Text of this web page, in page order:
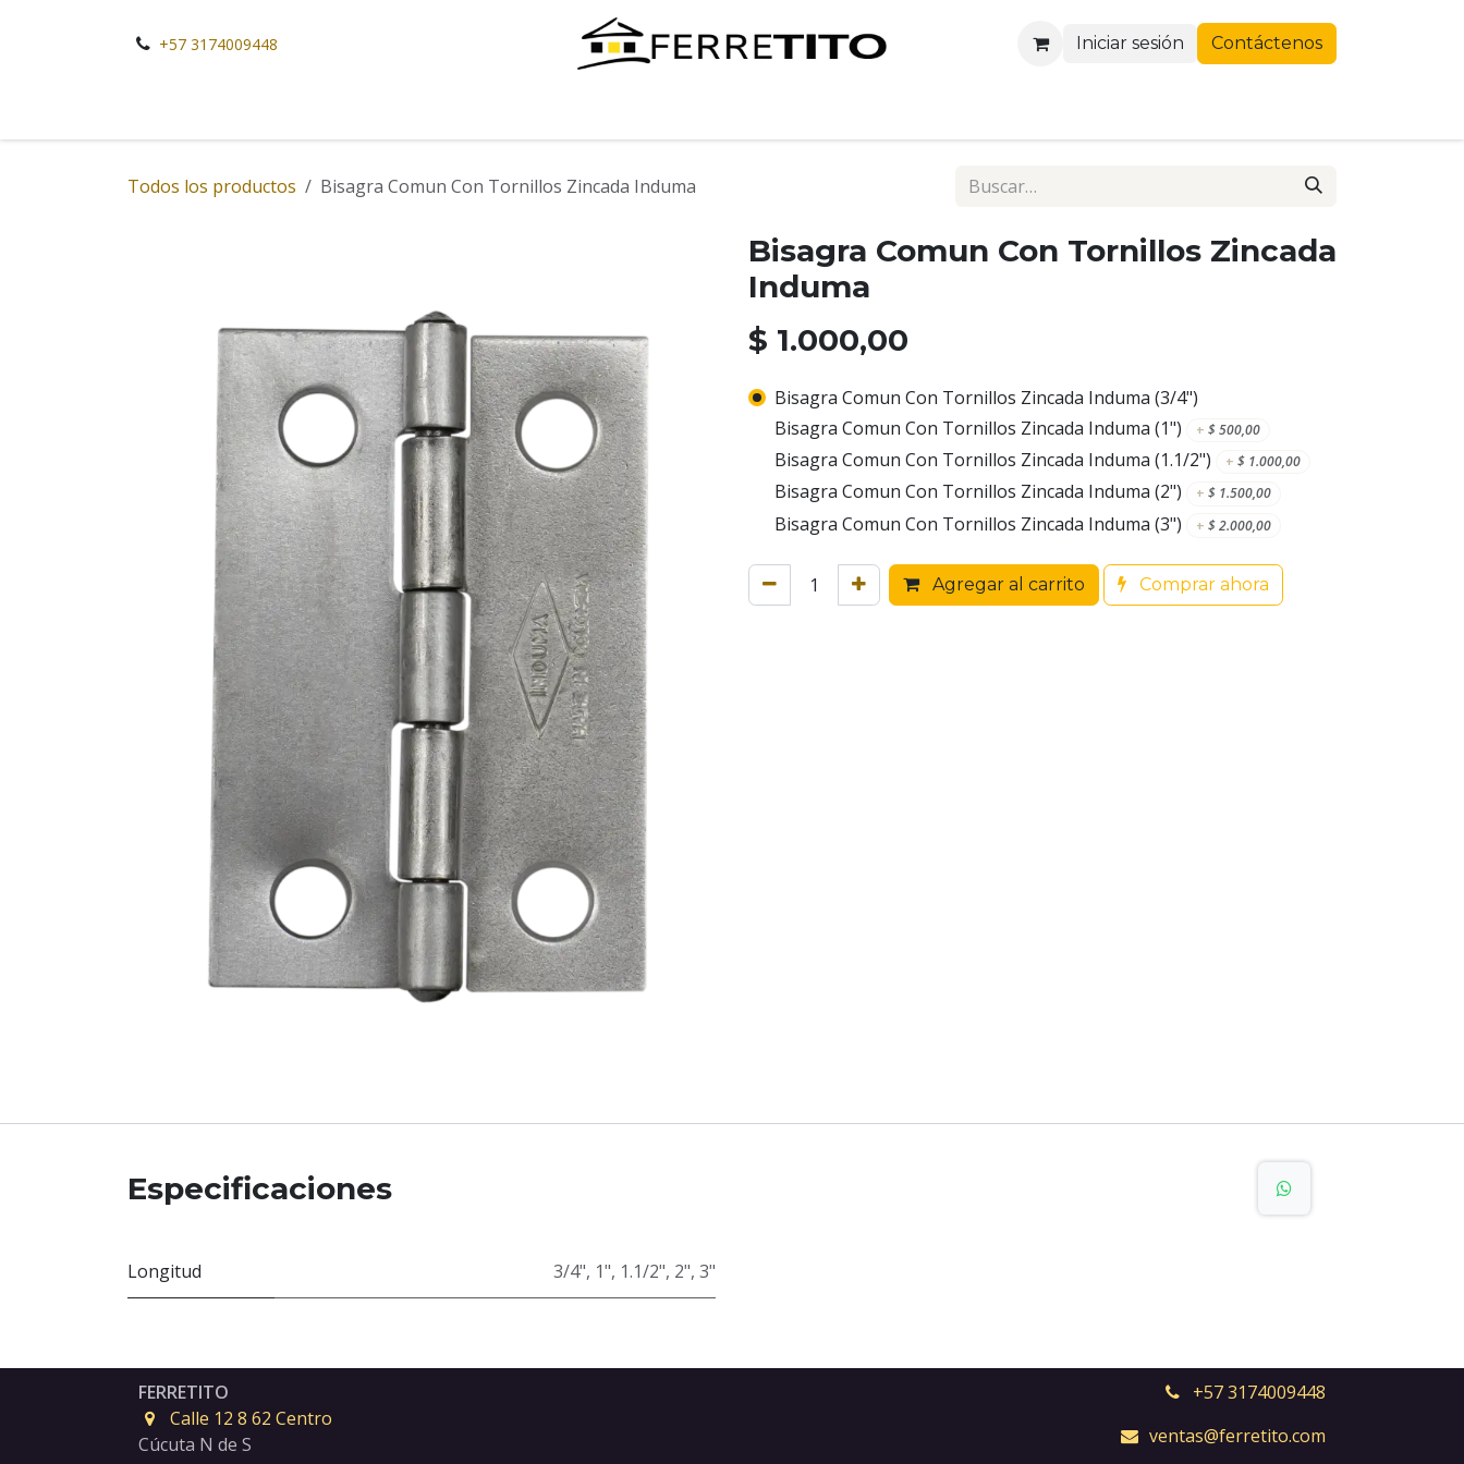
+57 3174009448
Iniciar sesión Contáctenos
Todos los productos Bisagra Comun Con Tornillos Zincada Induma
Bisagra Comun Con Tornillos Zincada
Induma
$ 1.000,00
Bisagra Comun Con Tornillos Zincada Induma (3/4")
Bisagra Comun Con Tornillos Zincada Induma (1")
+ $500,00
Bisagra Comun Con Tornillos Zincada Induma (1.1/2") + $ 1.000,00
Bisagra Comun Con Tornillos Zincada Induma (2") + $ 1.500,00
Bisagra Comun Con Tornillos Zincada Induma (3") + $2.000,00
Agregar al carrito Comprar ahora
Especificaciones
Longitud 3/4", 1", 1.1/2", 2", 3"
FERRETITO
Calle 12 8 62 Centro
Cúcuta N de S
+57 3174009448
ventas@ferretito.com